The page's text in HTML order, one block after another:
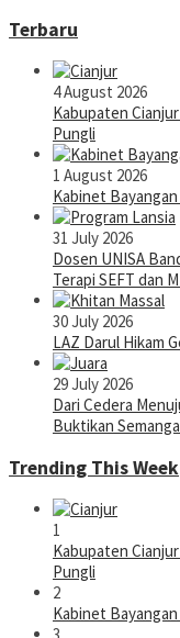
Terbaru
4 August 2026
Kabupaten
Pungli
1 August 2026
Kabinet
31 July 2026
Dosen UNISA
Terapi SEFT dan
30 July 2026
LAZ Darul Hikam
29 July 2026
Dari Cedera
Buktikan
Trending This Week
1
Kabupaten
Pungli
2
Kabinet